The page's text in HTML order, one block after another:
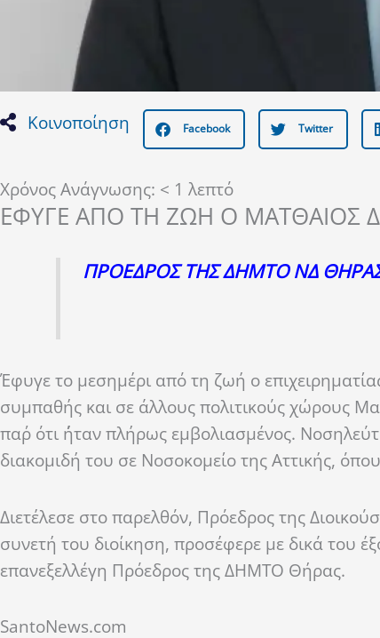
Κοινοποίηση Facebook Twitter
Χρόνος Ανάγνωσης: < 1 λεπτό
ΕΦΥΓΕ ΑΠΟ ΤΗ ΖΩΗ Ο ΜΑΤΘΑΙΟΣ
ΠΡΟΕΔΡΟΣ ΤΗΣ ΔΗΜΤΟ ΝΔ
Έφυγε το μεσημέρι από τη ζωή ο
συμπαθής και σε άλλους πολιτικούς χώρους
παρ΄ ότι ΄ήταν πλήρως εμβολιασμένος.
διακομιδή του σε Νοσοκομείο της Αττικής,
Διετέλεσε στο παρελθόν, Πρόεδρος της
συνετή του διοίκηση, προσέφερε με δικά του
επανεξελλέγη Πρόεδρος της ΔΗΜΤΟ Θήρας.
SantoNews.com